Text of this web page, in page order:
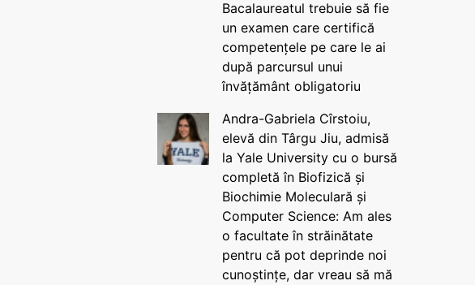
Bacalaureatul trebuie să fie
un examen care certifică
competențele pe care le ai
după parcursul unui
învățământ obligatoriu
Andra-Gabriela Cîrstoiu,
elevă din Târgu Jiu, admisă
la Yale University cu o bursă
completă în Biofizică și
Biochimie Moleculară și
Computer Science: Am ales
o facultate în străinătate
pentru că pot deprinde noi
cunoștințe, dar vreau să mă